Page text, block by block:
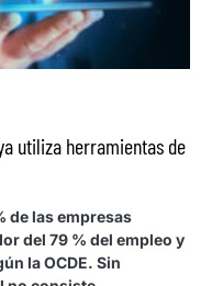
utiliza herramientas de
de las empresas
del 79 % del empleo y
la OCDE. Sin